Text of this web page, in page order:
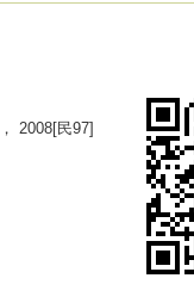
， 2008[民97]